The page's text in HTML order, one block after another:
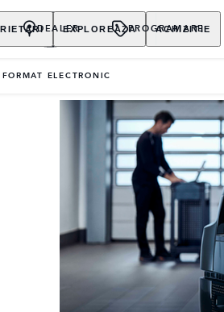
EXPLOREAZA ACHIZITIE
DEALER PROGRAMARE
ELECTRONIC